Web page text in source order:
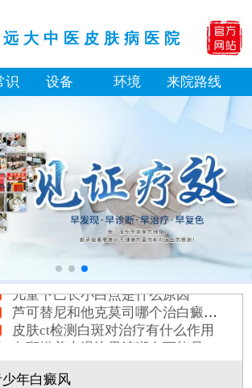
大中医皮肤病医院
识 设备 环境 来院路线
补骨脂泡酒真能治白癜风吗 有没有副作用
伍德灯下白斑比肉眼看到的更大正常吗
儿童下巴长小白点是什么原因
芦可替尼和他克莫司哪个治白癜风好
皮肤ct检测白斑对治疗有什么作用
白斑摸着光滑边界清晰有可能是哪种皮肤病
伍德灯结果显示亮白色荧光代表什么意思
年白癜风